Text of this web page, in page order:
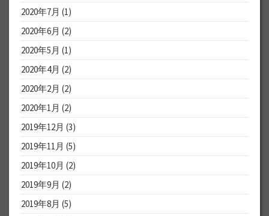
2020年7月 (1)
2020年6月 (2)
2020年5月 (1)
2020年4月 (2)
2020年2月 (2)
2020年1月 (2)
2019年12月 (3)
2019年11月 (5)
2019年10月 (2)
2019年9月 (2)
2019年8月 (5)